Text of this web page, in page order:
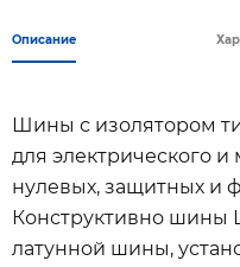
Описание
Шины с изолятором
для электрического
нулевых, защитных и
Конструктивно
латунной шины,